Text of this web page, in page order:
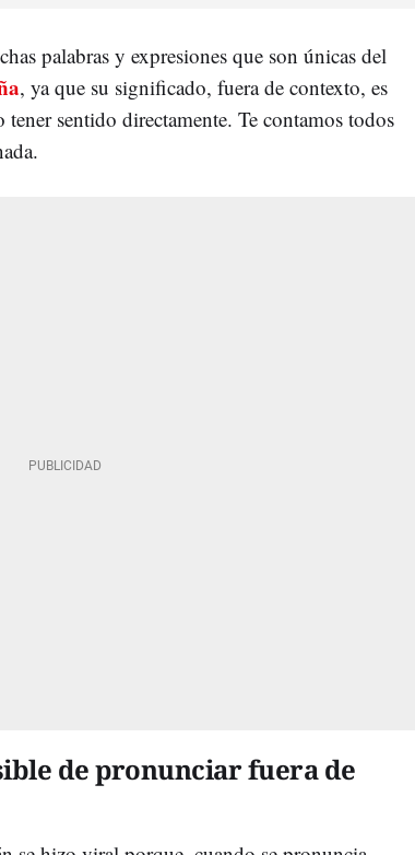
palabras y expresiones que son únicas del
, ya que su significado, fuera de contexto, es
sentido directamente. Te contamos todos
de pronunciar fuera de